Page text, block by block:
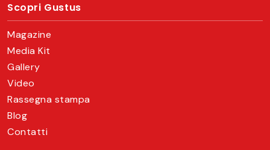
Scopri Gustus
Magazine
Media Kit
Gallery
Video
Rassegna stampa
Blog
Contatti